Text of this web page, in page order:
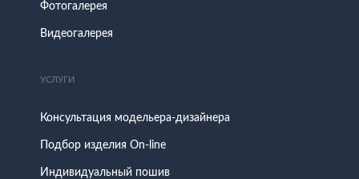
Фотогалерея
Видеогалерея
УСЛУГИ
Консультация модельера-дизайнера
Подбор изделия On-line
Индивидуальный пошив